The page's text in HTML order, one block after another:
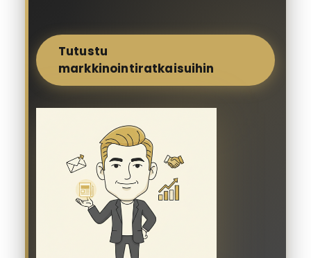
Tutustu
markkinointiratkaisuihin